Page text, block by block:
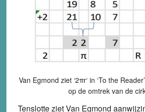
Van Egmond ziet ‘2πr‘ in ‘To the
op de omtrek van de
Tenslotte ziet Van Egmond